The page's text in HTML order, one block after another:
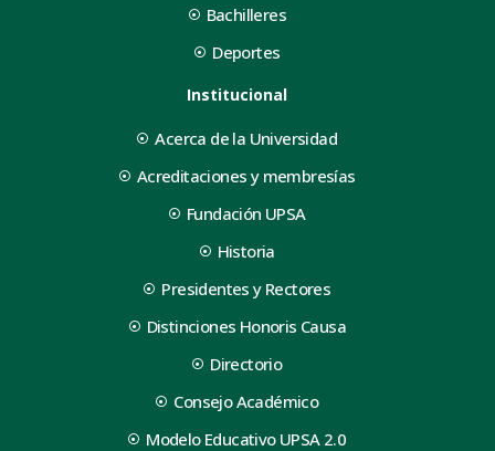
Bachilleres
Deportes
Institucional
Acerca de la Universidad
Acreditaciones y membresías
Fundación UPSA
Historia
Presidentes y Rectores
Distinciones Honoris Causa
Directorio
Consejo Académico
Modelo Educativo UPSA 2.0